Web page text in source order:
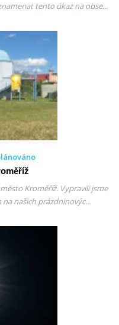
tento úkaz na obse...
Kroměříž. Vypravili jsme
na našich prázdninovýc...